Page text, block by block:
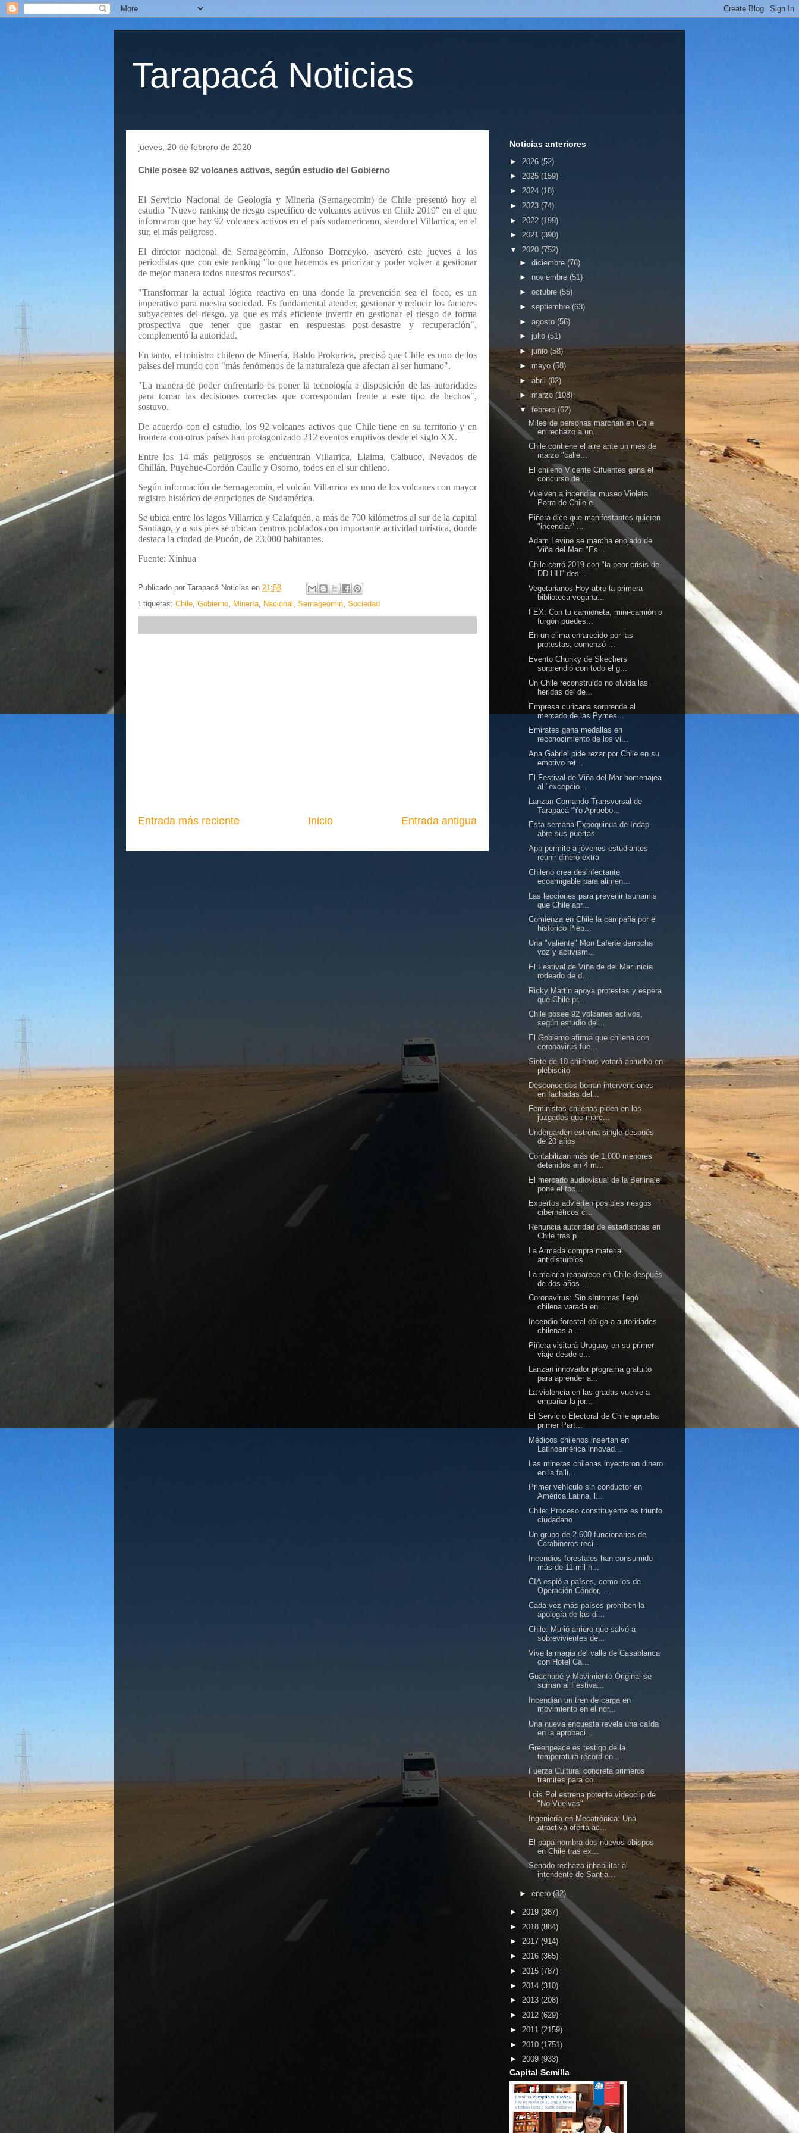
Tarapacá Noticias
jueves, 20 de febrero de 2020
Chile posee 92 volcanes activos, según estudio del Gobierno
El Servicio Nacional de Geología y Minería (Sernageomin) de Chile presentó hoy el
estudio "Nuevo ranking de riesgo específico de volcanes activos en Chile 2019" en el que
informaron que hay 92 volcanes activos en el país sudamericano, siendo el Villarrica, en el
sur, el más peligroso.
El director nacional de Sernageomin, Alfonso Domeyko, aseveró este jueves a los
periodistas que con este ranking "lo que hacemos es priorizar y poder volver a gestionar
de mejor manera todos nuestros recursos".
"Transformar la actual lógica reactiva en una donde la prevención sea el foco, es un
imperativo para nuestra sociedad. Es fundamental atender, gestionar y reducir los factores
subyacentes del riesgo, ya que es más eficiente invertir en gestionar el riesgo de forma
prospectiva que tener que gastar en respuestas post-desastre y recuperación",
complementó la autoridad.
En tanto, el ministro chileno de Minería, Baldo Prokurica, precisó que Chile es uno de los
países del mundo con "más fenómenos de la naturaleza que afectan al ser humano".
"La manera de poder enfrentarlo es poner la tecnología a disposición de las autoridades
para tomar las decisiones correctas que correspondan frente a este tipo de hechos",
sostuvo.
De acuerdo con el estudio, los 92 volcanes activos que Chile tiene en su territorio y en
frontera con otros países han protagonizado 212 eventos eruptivos desde el siglo XX.
Entre los 14 más peligrosos se encuentran Villarrica, Llaima, Calbuco, Nevados de
Chillán, Puyehue-Cordón Caulle y Osorno, todos en el sur chileno.
Según información de Sernageomin, el volcán Villarrica es uno de los volcanes con mayor
registro histórico de erupciones de Sudamérica.
Se ubica entre los lagos Villarrica y Calafquén, a más de 700 kilómetros al sur de la capital
Santiago, y a sus pies se ubican centros poblados con importante actividad turística, donde
destaca la ciudad de Pucón, de 23.000 habitantes.
Fuente: Xinhua
Publicado por Tarapacá Noticias en 21:58
Etiquetas: Chile, Gobierno, Minería, Nacional , Sernageomin, Sociedad
Entrada más reciente Entrada antigua
Inicio
Noticias anteriores
► 2026 (52)
► 2025 (159)
► 2024 (18)
► 2023 (74)
► 2022 (199)
► 2021 (390)
▼ 2020 (752)
► diciembre (76)
► noviembre (51)
► octubre (55)
► septiembre (63)
► agosto (56)
► julio (51)
► junio (58)
► mayo (58)
►abril (82)
► marzo (108)
▼ febrero (62)
Miles de personas marchan en Chile
en rechazo a un...
Chile contiene el aire ante un mes de
marzo "calie...
El chileno Vicente Cifuentes gana el
concurso de l...
Vuelven a incendiar museo Violeta
Parra de Chile e...
Piñera dice que manifestantes quieren
"incendiar" ...
Adam Levine se marcha enojado de
Viña del Mar: "Es...
Chile cerró 2019 con "la peor crisis de
DD.HH" des...
Vegetarianos Hoy abre la primera
biblioteca vegana...
FEX: Con tu camioneta, mini-camión o
furgón puedes...
En un clima enrarecido por las
protestas, comenzó ...
Evento Chunky de Skechers
sorprendió con todo el g...
Un Chile reconstruido no olvida las
heridas del de...
Empresa curicana sorprende al
mercado de las Pymes...
Emirates gana medallas en
reconocimiento de los vi...
Ana Gabriel pide rezar por Chile en su
emotivo ret...
El Festival de Viña del Mar homenajea
al "excepcio...
Lanzan Comando Transversal de
Tarapacá “Yo Apruebo...
Esta semana Expoquinua de Indap
abre sus puertas
App permite a jóvenes estudiantes
reunir dinero extra
Chileno crea desinfectante
ecoamigable para alimen...
Las lecciones para prevenir tsunamis
que Chile apr...
Comienza en Chile la campaña por el
histórico Pleb...
Una "valiente" Mon Laferte derrocha
voz y activism...
El Festival de Viña de del Mar inicia
rodeado de d...
Ricky Martin apoya protestas y espera
que Chile pr...
Chile posee 92 volcanes activos,
según estudio del...
El Gobierno afirma que chilena con
coronavirus fue...
Siete de 10 chilenos votará apruebo en
plebiscito
Desconocidos borran intervenciones
en fachadas del...
Feministas chilenas piden en los
juzgados que marc...
Undergarden estrena single después
de 20 años
Contabilizan más de 1.000 menores
detenidos en 4 m...
El mercado audiovisual de la Berlinale
pone el foc...
Expertos advierten posibles riesgos
cibernéticos c...
Renuncia autoridad de estadísticas en
Chile tras p...
La Armada compra material
antidisturbios
La malaria reaparece en Chile después
de dos años ...
Coronavirus: Sin síntomas llegó
chilena varada en ...
Incendio forestal obliga a autoridades
chilenas a ...
Piñera visitará Uruguay en su primer
viaje desde e...
Lanzan innovador programa gratuito
para aprender a...
La violencia en las gradas vuelve a
empañar la jor...
El Servicio Electoral de Chile aprueba
primer Part...
Médicos chilenos insertan en
Latinoamérica innovad...
Las mineras chilenas inyectaron dinero
en la falli...
Primer vehículo sin conductor en
América Latina, l...
Chile: Proceso constituyente es triunfo
ciudadano
Un grupo de 2.600 funcionarios de
Carabineros reci...
Incendios forestales han consumido
más de 11 mil h...
CIA espió a países, como los de
Operación Cóndor, ...
Cada vez más países prohíben la
apología de las di...
Chile: Murió arriero que salvó a
sobrevivientes de...
Vive la magia del valle de Casablanca
con Hotel Ca...
Guachupé y Movimiento Original se
suman al Festiva...
Incendian un tren de carga en
movimiento en el nor...
Una nueva encuesta revela una caída
en la aprobaci...
Greenpeace es testigo de la
temperatura récord en ...
Fuerza Cultural concreta primeros
trámites para co...
Lois Pol estrena potente videoclip de
"No Vuelvas"
Ingeniería en Mecatrónica: Una
atractiva oferta ac...
El papa nombra dos nuevos obispos
en Chile tras ex...
Senado rechaza inhabilitar al
intendente de Santia...
► enero(32)
► 2019 (387)
► 2018 (884)
► 2017 (914)
► 2016 (365)
► 2015 (787)
► 2014 (310)
► 2013 (208)
► 2012 (629)
► 2011 (2159)
► 2010 (1751)
► 2009 (933)
Capital Semilla